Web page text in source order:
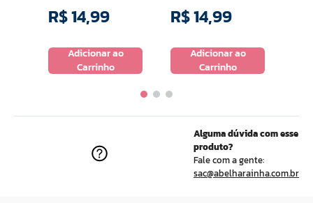
R$14,99
Adicionar ao
Carrinho
R$14,99
Adicionar ao
Carrinho
Alguma dúvida com esse
produto?
Fale com a gente:
sac@abelharainha.com.br